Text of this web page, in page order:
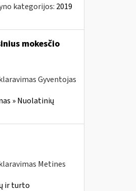
kategorijos: 2019
mokesčio
Gyventojas
» Nuolatinių
Metines
ir turto